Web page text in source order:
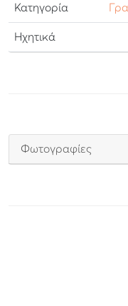
Κατηγορία
Ηχητικά
Φωτογραφίες